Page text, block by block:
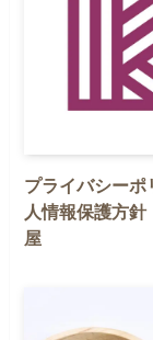
プライバシーポ
人情報保護方針
屋